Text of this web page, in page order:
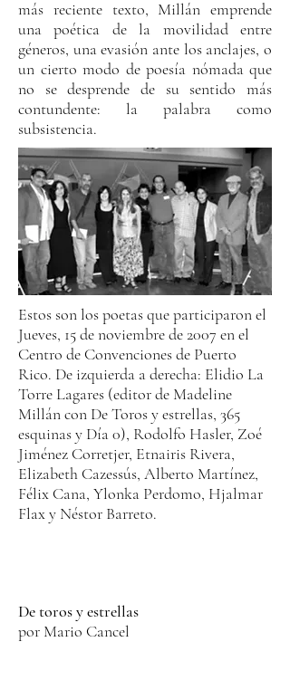
más reciente texto, Millán emprende
una poética de la movilidad entre
géneros, una evasión ante los anclajes, o
un cierto modo de poesía nómada que
no se desprende de su sentido más
contundente: la palabra como
subsistencia.
Estos son los poetas que participaron el
Jueves, 15 de noviembre de 2007 en el
Centro de Convenciones de Puerto
Rico. De izquierda a derecha: Elidio La
Torre Lagares (editor de Madeline
Millán con De Toros y estrellas, 365
esquinas y Día 0), Rodolfo Hasler, Zoé
Jiménez Corretjer, Etnairis Rivera,
Elizabeth Cazessús, Alberto Martínez,
Félix Cana, Ylonka Perdomo, Hjalmar
Flax y Néstor Barreto.
De toros y estrellas
por Mario Cancel